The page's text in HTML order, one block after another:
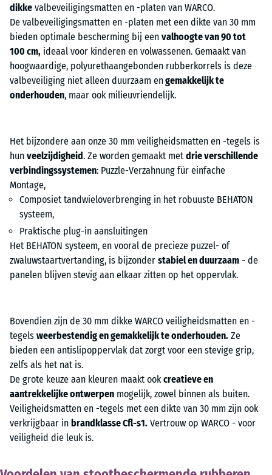
dikke valbeveiligingsmatten en -platen van WARCO.
De valbeveiligingsmatten en -platen met een dikte van 30 mm
bieden optimale bescherming bij een valhoogte van90 tot
100 cm, ideaal voor kinderen en volwassenen. Gemaakt van
hoogwaardige, polyurethaangebonden rubberkorrels is deze
valbeveiliging niet alleen duurzaam engemakkelijk te
onderhouden, maar ook milieuvriendelijk.
Het bijzondere aan onze 30 mm veiligheidsmatten en -tegels is
hun veelzijdigheid. Ze worden gemaakt met drie verschillende
verbindingssystemen: Puzzle-Verzahnung für einfache
Montage,
Composiet tandwieloverbrenging in het robuuste BEHATON
systeem,
Praktische plug-in aansluitingen
Het BEHATON systeem, en vooral de precieze puzzel- of
zwaluwstaartvertanding, is bijzonder stabiel en duurzaam - de
panelen blijven stevig aan elkaar zitten op het oppervlak.
Bovendien zijn de 30 mm dikke WARCO veiligheidsmatten en -
tegels weerbestendig en gemakkelijk te onderhouden. Ze
bieden een antislipoppervlak dat zorgt voor een stevige grip,
zelfs als het nat is.
De grote keuze aan kleuren maakt ookcreatieve en
aantrekkelijke ontwerpen mogelijk, zowel binnen als buiten.
Veiligheidsmatten en -tegels met een dikte van 30 mm zijn ook
verkrijgbaar in brandklasse Cfl-s1. Vertrouw op WARCO - voor
veiligheid die leuk is.